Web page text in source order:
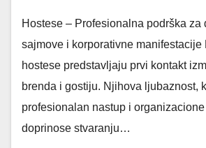
Hostese – Profesionalna podrška za
sajmove i korporativne manifestacije
hostese predstavljaju prvi kontakt
brenda i gostiju. Njihova ljubaznost,
profesionalan nastup i
doprinose stvaranju…